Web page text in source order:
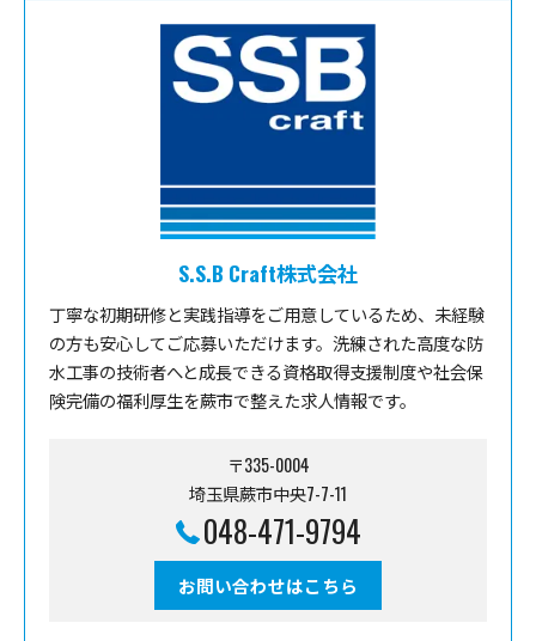
S.S.B Craft株式会社
丁寧な初期研修と実践指導をご用意しているため、未経験
の方も安心してご応募いただけます。洗練された高度な防
水工事の技術者へと成長できる資格取得支援制度や社会保
険完備の福利厚生を蕨市で整えた求人情報です。
〒335-0004
埼玉県蕨市中央7-7-11
048-471-9794
お問い合わせはこちら